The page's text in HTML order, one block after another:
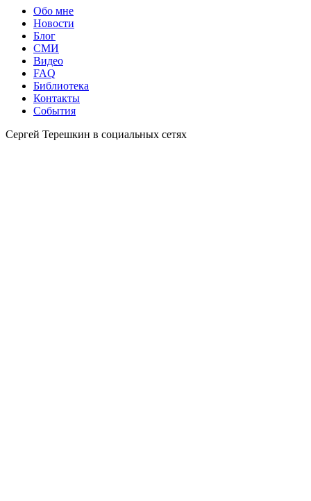
Обо мне
Новости
Блог
СМИ
Видео
FAQ
Библиотека
Контакты
События
Сергей Терешкин в социальных сетях